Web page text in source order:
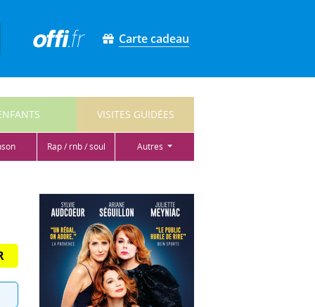
Carte cadeau
VISITES GUIDÉES
rap / rnb / soul autres